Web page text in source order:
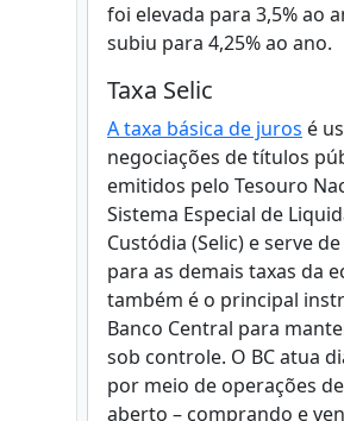
foi elevada para 3,5% ao
subiu para 4,25% ao ano.
Taxa Selic
A taxa básica de juros é
negociações de títulos
emitidos pelo Tesouro
Sistema Especial de
Custódia (Selic) e serve
para as demais taxas da
também é o principal
Banco Central para
sob controle. O BC atua
por meio de operações
aberto – comprando e